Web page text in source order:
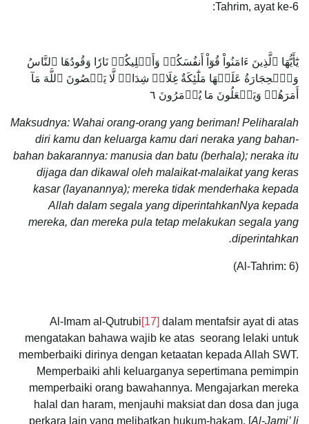
Tahrim, ayat ke-6:
يَٰٓأَيُّهَا ٱلَّذِينَ ءَامَنُواْ قُوٓاْ أَنفُسَكُمۡ وَأَهۡلِيكُمۡ نَارٗا وَقُودُهَا ٱلنَّاسُ
وَٱلۡحِجَارَةُ عَلَيۡهَا مَلَٰٓئِكَةٌ غِلَاظٞ شِدَادٞ لَّا يَعۡصُونَ ٱللَّهَ مَآ
أَمَرَهُمۡ وَيَفۡعَلُونَ مَا يُؤۡمَرُونَ ٦
Maksudnya: Wahai orang-orang yang beriman! Peliharalah
diri kamu dan keluarga kamu dari neraka yang bahan-
bahan bakarannya: manusia dan batu (berhala); neraka itu
dijaga dan dikawal oleh malaikat-malaikat yang keras
kasar (layanannya); mereka tidak menderhaka kepada
Allah dalam segala yang diperintahkanNya kepada
mereka, dan mereka pula tetap melakukan segala yang
diperintahkan.
(Al-Tahrim: 6)
Al-Imam al-Qutrubi[17] dalam mentafsir ayat di atas
mengatakan bahawa wajib ke atas seorang lelaki untuk
memberbaiki dirinya dengan ketaatan kepada Allah SWT.
Memperbaiki ahli keluarganya sepertimana pemimpin
memperbaiki orang bawahannya. Mengajarkan mereka
halal dan haram, menjauhi maksiat dan dosa dan juga
perkara lain yang melibatkan hukum-hakam, [Al-Jami’ li